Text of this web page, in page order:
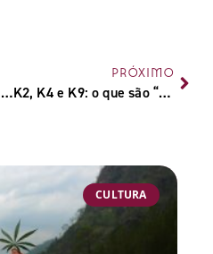
Sementes de Cannabis: tipos, como germinar, sementes de prensado e onde comprar
PRÓXIMO
K2, K4 e K9: o que são “drogas K” e por que não podem ser chamadas de maconha sintética
CULTURA